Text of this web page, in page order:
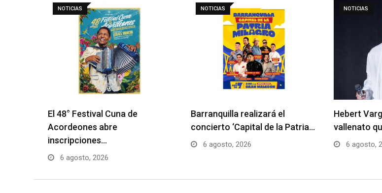
NOTICIAS
El 48° Festival Cuna de
Acordeones abre
inscripciones…
6 agosto, 2026
NOTICIAS
Barranquilla realizará el
concierto ‘Capital de la Patria…
6 agosto, 2026
NOTICIAS
Hebert
vallenato
6 agosto,